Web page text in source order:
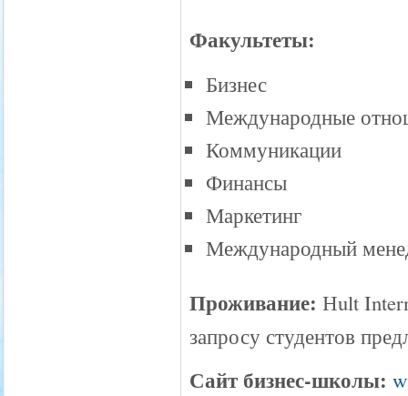
Факультеты:
Бизнес
Международные
Коммуникации
Финансы
Маркетинг
Международный
Проживание: Нult
запросу студентов
Сайт бизнес-школы: